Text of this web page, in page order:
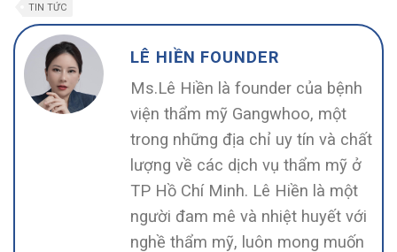
TIN TỨC
LÊ HIỀN FOUNDER
Ms.Lê Hiền là founder của bệnh
viện thẩm mỹ Gangwhoo, một
trong những địa chỉ uy tín và chất
lượng về các dịch vụ thẩm mỹ ở
TP Hồ Chí Minh. Lê Hiền là một
người đam mê và nhiệt huyết với
nghề thẩm mỹ, luôn mong muốn